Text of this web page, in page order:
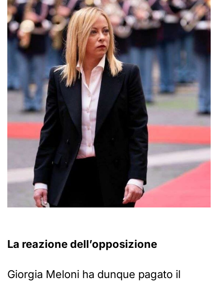
La reazione dell’opposizione
Giorgia Meloni ha dunque pagato il